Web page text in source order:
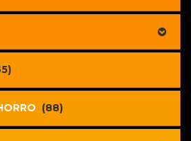
(88)